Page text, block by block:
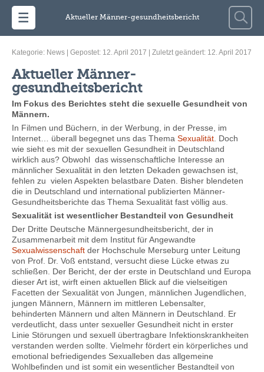
Aktueller Männer-gesundheitsbericht
Suche
nach:
Kategorie: News | Gepostet: 12. April 2017 | Zuletzt geändert: 12. April 2017
Aktueller Männer-
gesundheitsbericht
Im Fokus des Berichtes steht die sexuelle Gesundheit von
Männern.
In Filmen und Büchern, in der Werbung, in der Presse, im
Internet… überall begegnet uns das Thema Sexualität . Doch
wie sieht es mit der sexuellen Gesundheit in Deutschland
wirklich aus? Obwohl das wissenschaftliche Interesse an
männlicher Sexualität in den letzten Dekaden gewachsen ist,
fehlen zu vielen Aspekten belastbare Daten. Bisher blendeten
die in Deutschland und international publizierten Männer-
Gesundheitsberichte das Thema Sexualität fast völlig aus.
Sexualität ist wesentlicher Bestandteil von Gesundheit
Der Dritte Deutsche Männergesundheitsbericht, der in
Zusammenarbeit mit dem Institut für Angewandte
Sexualwissenschaft der Hochschule Merseburg unter Leitung
von Prof. Dr. Voß entstand, versucht diese Lücke etwas zu
schließen. Der Bericht, der der erste in Deutschland und Europa
dieser Art ist, wirft einen aktuellen Blick auf die vielseitigen
Facetten der Sexualität von Jungen, männlichen Jugendlichen,
jungen Männern, Männern im mittleren Lebensalter,
behinderten Männern und alten Männern in Deutschland. Er
verdeutlicht, dass unter sexueller Gesundheit nicht in erster
Linie Störungen und sexuell übertragbare Infektionskrankheiten
verstanden werden sollte. Vielmehr fördert ein körperliches und
emotional befriedigendes Sexualleben das allgemeine
Wohlbefinden und ist somit ein wesentlicher Bestandteil von